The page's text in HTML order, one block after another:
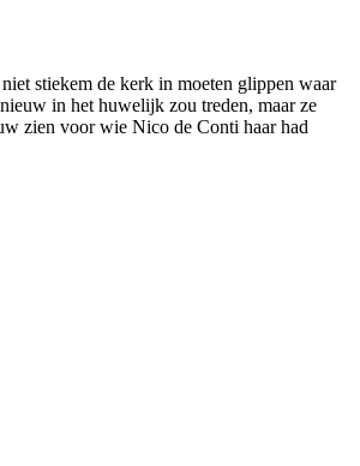
stiekem de kerk in moeten glippen waar
in het huwelijk zou treden, maar ze
zien voor wie Nico de Conti haar had